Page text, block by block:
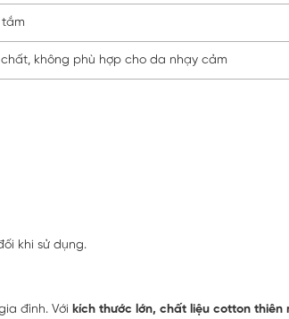
không phù hợp cho da nhạy cảm
khi sử dụng.
đình. Với kích thước lớn, chất liệu cotton thiên